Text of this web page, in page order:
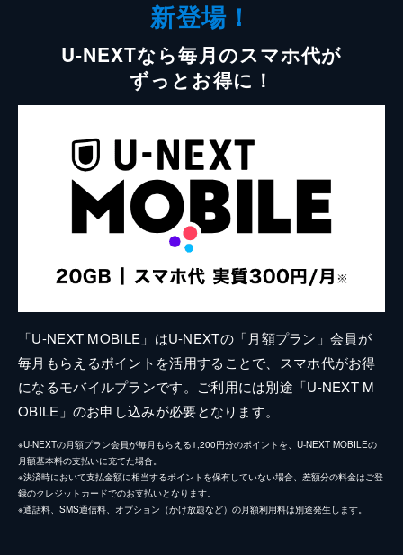
新登場！
U-NEXTなら毎月のスマホ代が
ずっとお得に！
「U-NEXT MOBILE」はU-NEXTの「月額プラン」会員が
毎月もらえるポイントを活用することで、スマホ代がお得
になるモバイルプランです。ご利用には別途「U-NEXT M
OBILE」のお申し込みが必要となります。
※U-NEXTの月額プラン会員が毎月もらえる1,200円分のポイントを、U-NEXT MOBILEの
月額基本料の支払いに充てた場合。
※決済時において支払金額に相当するポイントを保有していない場合、差額分の料金はご登
録のクレジットカードでのお支払いとなります。
※通話料、SMS通信料、オプション（かけ放題など）の月額利用料は別途発生します。